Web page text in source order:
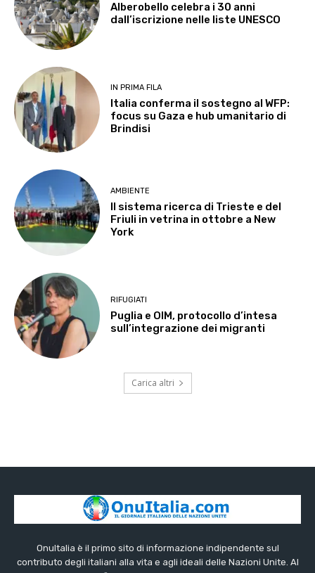
Alberobello celebra i 30 anni
dall’iscrizione nelle liste UNESCO
IN PRIMA FILA
Italia conferma il sostegno al WFP:
focus su Gaza e hub umanitario di
Brindisi
AMBIENTE
Il sistema ricerca di Trieste e del
Friuli in vetrina in ottobre a New
York
RIFUGIATI
Puglia e OIM, protocollo d’intesa
sull’integrazione dei migranti
Carica altri
OnuItalia è il primo sito di informazione indipendente sul
contributo degli italiani alla vita e agli ideali delle Nazioni Unite. Al